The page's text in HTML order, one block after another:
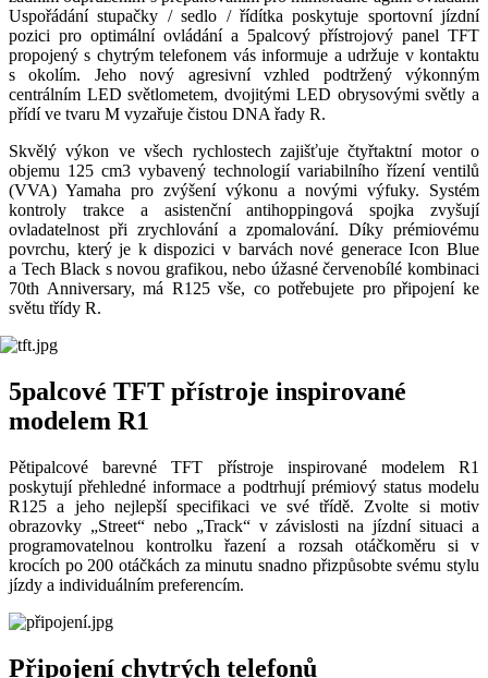
Uspořádání stupačky / sedlo / řídítka poskytuje sportovní jízdní
pozici pro optimální ovládání a 5palcový přístrojový panel TFT
propojený s chytrým telefonem vás informuje a udržuje v kontaktu
s okolím. Jeho nový agresivní vzhled podtržený výkonným
centrálním LED světlometem, dvojitými LED obrysovými světly a
přídí ve tvaru M vyzařuje čistou DNA řady R.
Skvělý výkon ve všech rychlostech zajišťuje čtyřtaktní motor o
objemu 125 cm3 vybavený technologií variabilního řízení ventilů
(VVA) Yamaha pro zvýšení výkonu a novými výfuky. Systém
kontroly trakce a asistenční antihoppingová spojka zvyšují
ovladatelnost při zrychlování a zpomalování. Díky prémiovému
povrchu, který je k dispozici v barvách nové generace Icon Blue
a Tech Black s novou grafikou, nebo úžasné červenobílé kombinaci
70th Anniversary, má R125 vše, co potřebujete pro připojení ke
světu třídy R.
5palcové TFT přístroje inspirované
modelem R1
Pětipalcové barevné TFT přístroje inspirované modelem R1
poskytují přehledné informace a podtrhují prémiový status modelu
R125 a jeho nejlepší specifikaci ve své třídě. Zvolte si motiv
obrazovky „Street“ nebo „Track“ v závislosti na jízdní situaci a
programovatelnou kontrolku řazení a rozsah otáčkoměru si v
krocích po 200 otáčkách za minutu snadno přizpůsobte svému stylu
jízdy a individuálním preferencím.
Připojení chytrých telefonů